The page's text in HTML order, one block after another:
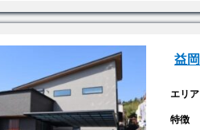
益
エリア
特徴